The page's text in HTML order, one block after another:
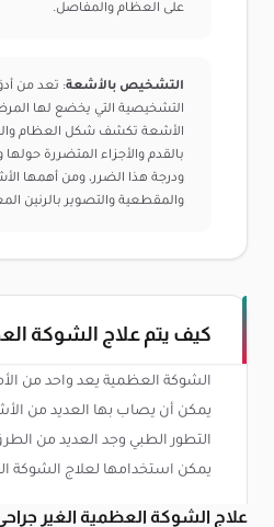
على العظام والمفاصل.
التشخيص بالأشعة: تعد من أدق
التشخيصية التي يخضع لها
الأشعة تكشف شكل العظام
بالقدم والأجزاء المتضررة
ودرجة هذا الضرر، ومن أهمها
والمقطعية والتصوير بالرنين
كيف يتم علاج الشوكة
الشوكة العظمية يعد واحد من
يمكن أن يصاب بها العديد من
التطور الطبي وجد العديد من
يمكن استخدامها لعلاج الشوكة
علاج الشوكة العظمية الغير